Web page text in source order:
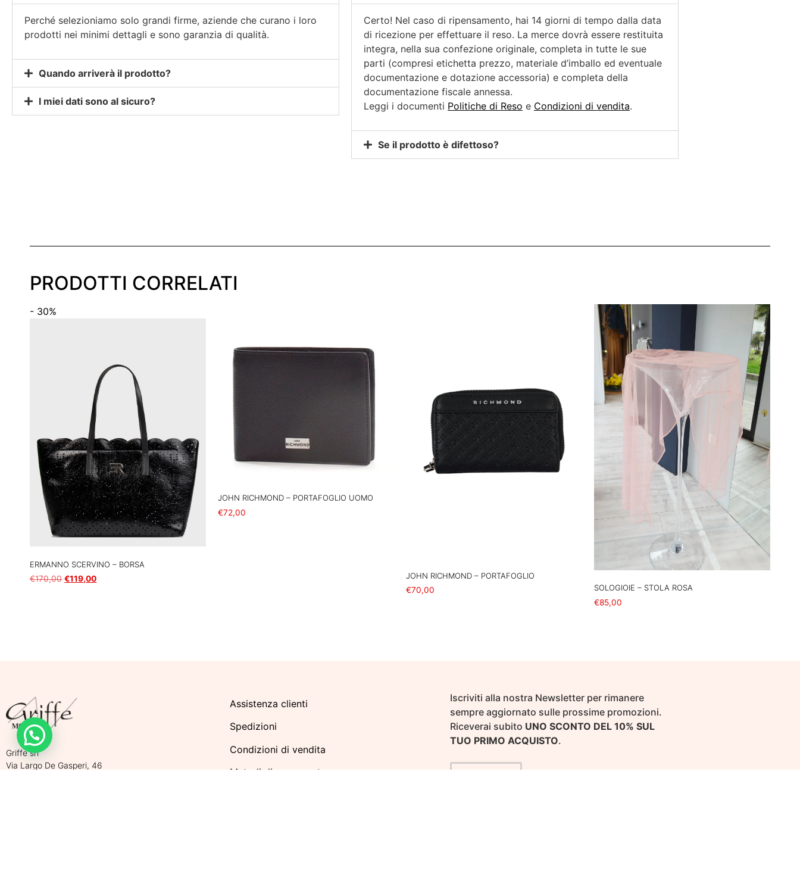
Perché selezioniamo solo grandi firme, aziende che curano i loro
prodotti nei minimi dettagli e sono garanzia di qualità.
Quando arriverà il prodotto?
I miei dati sono al sicuro?
Certo! Nel caso di ripensamento, hai 14 giorni di tempo dalla data
di ricezione per effettuare il reso. La merce dovrà essere restituita
integra, nella sua confezione originale, completa in tutte le sue
parti (compresi etichetta prezzo, materiale d’imballo ed eventuale
documentazione e dotazione accessoria) e completa della
documentazione fiscale annessa.
Leggi i documenti Politiche di Reso e Condizioni di vendita.
Se il prodotto è difettoso?
PRODOTTI CORRELATI
- 30%
ERMANNO SCERVINO – BORSA
€170,00 €119,00
JOHN RICHMOND – PORTAFOGLIO UOMO
€72,00
JOHN RICHMOND – PORTAFOGLIO
€70,00
SOLOGIOIE – STOLA ROSA
€85,00
Griffe srl
Via Largo De Gasperi, 46
Assistenza clienti
Spedizioni
Condizioni di vendita
Metodi di pagamento
Iscriviti alla nostra Newsletter per rimanere
sempre aggiornato sulle prossime promozioni.
Riceverai subito UNO SCONTO DEL 10% SUL
TUO PRIMO ACQUISTO.